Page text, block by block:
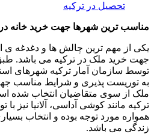
تحصیل در ترکیه
مناسب ترین شهرها جهت خرید خانه در
یکی از مهم ترین چالش ها و دغدغه ی
جهت خرید ملک در ترکیه می باشد.
توسط سازمان آمار ترکیه شهرهای
به توریست پذیری و شرایط مناسب
ملک از سوی متقاضیان انتخاب شده
ترکیه مانند کوشی آداسی، آلانیا نیز با
همواره مورد توجه بوده و انتخاب
زندگی می باشد.